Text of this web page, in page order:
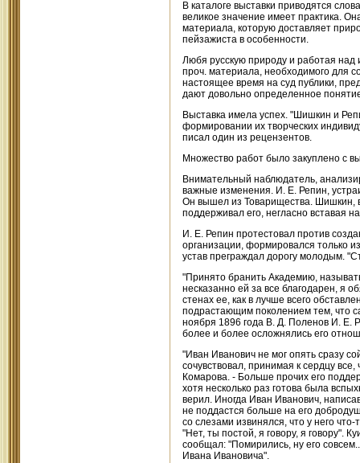
В каталоге выставки приводятся
великое значение имеет практика.
материала, которую доставляет
пейзажиста в особенности.
Любя русскую природу и работая над
проч. материала, необходимого для
настоящее время на суд публики,
дают довольно определенное
Выставка имела успех. "Шишкин и
формировании их творческих
писал один из рецензентов.
Множество работ было закуплено с
Внимательный наблюдатель,
важные изменения. И. Е. Репин,
Он вышел из Товарищества. Шишкин,
поддерживал его, негласно вставая
И. Е. Репин протестовал против
организации, формировался только
устав преграждал дорогу молодым.
"Принято бранить Академию,
несказанно ей за все благодарен, я
стенах ее, как в лучше всего
подрастающим поколением тем, что
ноября 1896 года В. Д. Поленов И. Е.
более и более осложнялись его
"Иван Иванович не мог опять сразу
сочувствовал, принимая к сердцу
Комарова. - Больше прочих его
хотя несколько раз готова была
верил. Иногда Иван Иванович,
не поддастся больше на его
со слезами извинялся, что у него
"Нет, ты постой, я говору, я говору".
сообщал: "Помирились, ну его
Ивана Ивановича".